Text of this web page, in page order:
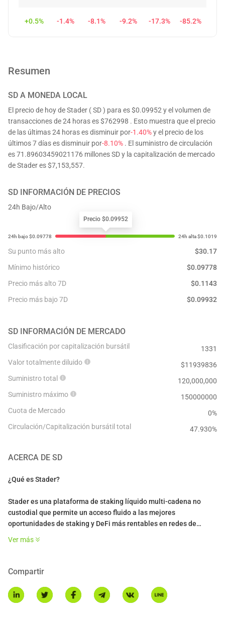
+0.5% -1.4% -8.1% -9.2% -17.3% -85.2%
Resumen
SD A MONEDA LOCAL
El precio de hoy de Stader ( SD ) para es $0.09952 y el volumen de
transacciones de 24 horas es $762998 . Esto muestra que el precio
de las últimas 24 horas es disminuir por-1.40%y el precio de los
últimos 7 días es disminuir por-8.10% . El suministro de circulación
es 71.89603459021176 millones SD y la capitalización de mercado
de Stader es $7,153,557.
SD INFORMACIÓN DE PRECIOS
24h Bajo/Alto
Precio $0.09952
Su punto más alto $30.17
Mínimo histórico
$0.09778
Precio más alto 7D
$0.1143
Precio más bajo 7D
$0.09932
SD INFORMACIÓN DE MERCADO
Clasificación por capitalización bursátil
1331
Valor totalmente diluido
$11939836
Suministro total
120,000,000
Suministro máximo
150000000
Cuota de Mercado
0%
Circulación/Capitalización bursátil total
47.930%
ACERCA DE SD
¿Qué es Stader?
Stader es una plataforma de staking líquido multi-cadena no
custodial que permite un acceso fluido a las mejores
oportunidades de staking y DeFi más rentables en redes de
custodios e instituciones que buscan ganar recompensas al
¿Qué es el token SD?
Ver más
Compartir